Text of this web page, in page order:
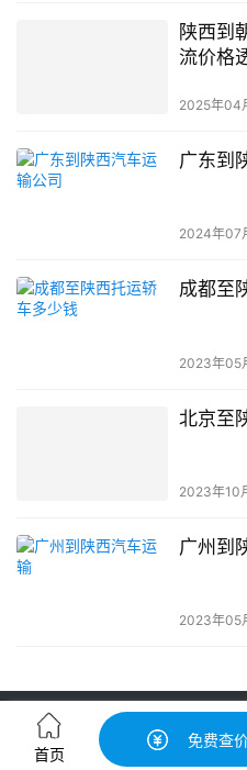
陕西到
流价格
2025年04
广东到
2024年07
成都至
2023年05
北京至
2023年10
广州到
2023年05
轿车托运-汽车托运价格|收费
粤ICP备19056193号-3© 广
首页
免费查